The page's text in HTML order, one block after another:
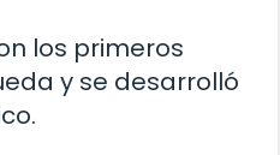
los primeros
y se desarrolló